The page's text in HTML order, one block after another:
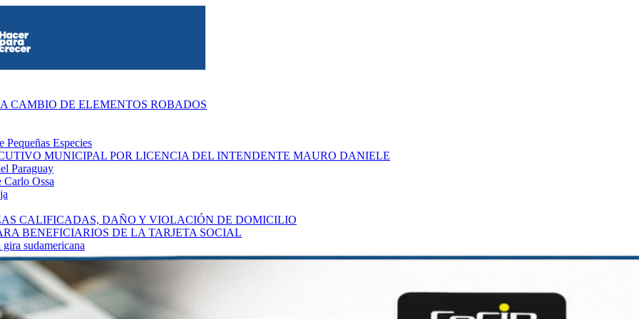
CAMBIO DE ELEMENTOS ROBADOS
Especies
MUNICIPAL POR LICENCIA DEL INTENDENTE MAURO DANIELE
Paraguay
Ossa
CALIFICADAS, DAÑO Y VIOLACIÓN DE DOMICILIO
BENEFICIARIOS DE LA TARJETA SOCIAL
sudamericana